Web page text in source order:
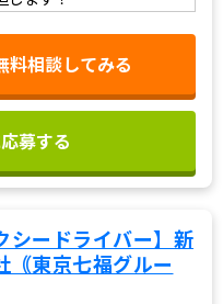
料相談してみる
募する
シードライバー】新
｟東京七福グルー